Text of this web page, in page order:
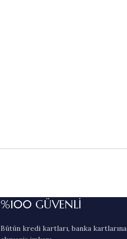
%100 GÜVENLİ
Bütün kredi kartları, banka kartlarına